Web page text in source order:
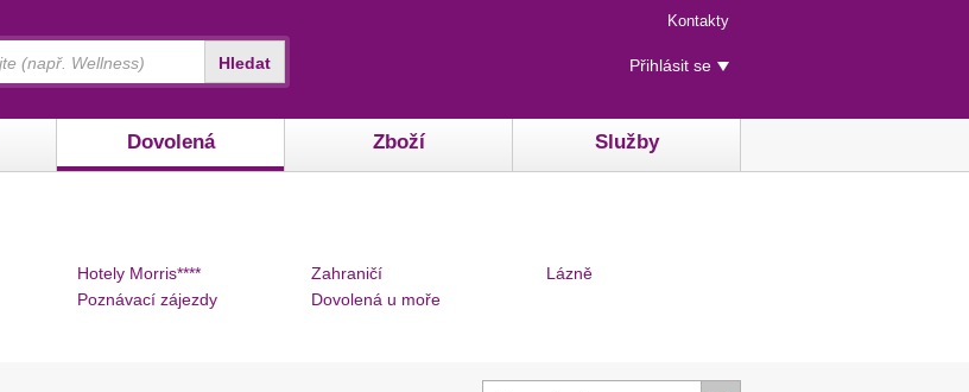
Menu
rychlého
přístupu
Kontakty
Uživatelské
menu
Přihlásit se
Dovolená Zboží Služby
Hledat
Hotely Morris****
Poznávací zájezdy
Zahraničí
Dovolená u moře
Lázně